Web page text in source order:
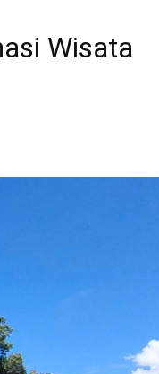
Wisata